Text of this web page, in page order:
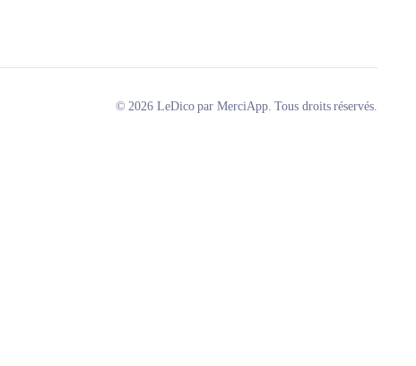
© 2026 LeDico par MerciApp. Tous droits réservés.